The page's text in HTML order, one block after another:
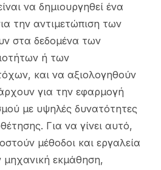
να δημιουργηθεί ένα
την αντιμετώπιση των
στα δεδομένα των
ή των
και να αξιολογηθούν
για την εφαρμογή
με υψηλές δυνατότητες
Για να γίνει αυτό,
μέθοδοι και εργαλεία
μηχανική εκμάθηση,